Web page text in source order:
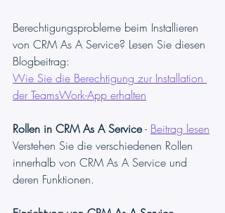
Berechtigungsprobleme beim Installieren
von CRM As A Service? Lesen Sie diesen
Blogbeitrag:
Wie Sie die Berechtigung zur Installation
der TeamsWork-App erhalten
Rollen in CRM As A Service - Beitrag lesen
Verstehen Sie die verschiedenen Rollen
innerhalb von CRM As A Service und
deren Funktionen.